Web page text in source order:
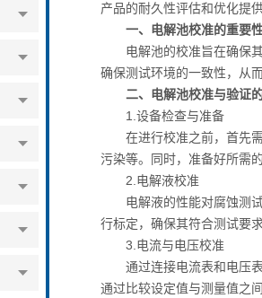
产品的耐久性评估和优化提
一、电解池校准的重要
电解池的校准旨在确保其
确保测试环境的一致性，从
二、电解池校准与验证
1.设备检查与准备
在进行校准之前，首先需
污染等。同时，准备好所需
2.电解液校准
电解液的性能对腐蚀测试
行标定，确保其符合测试要求
3.电流与电压校准
通过连接电流表和电压表
通过比较设定值与测量值之